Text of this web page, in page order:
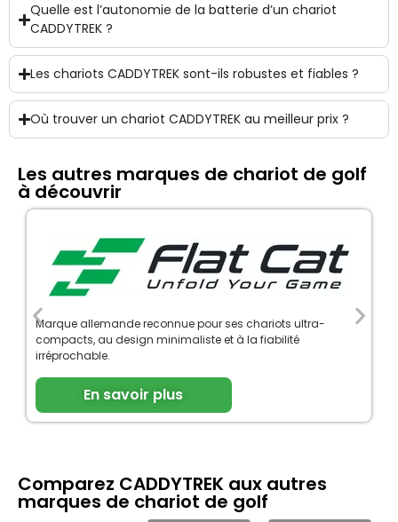
Quelle est l’autonomie de la batterie d’un chariot
CADDYTREK ?
Les chariots CADDYTREK sont-ils robustes et fiables ?
Où trouver un chariot CADDYTREK au meilleur prix ?
Les autres marques de chariot de golf
à découvrir
Marque allemande reconnue pour ses chariots ultra-
compacts, au design minimaliste et à la fiabilité
irréprochable.
En savoir plus
Comparez CADDYTREK aux autres
marques de chariot de golf